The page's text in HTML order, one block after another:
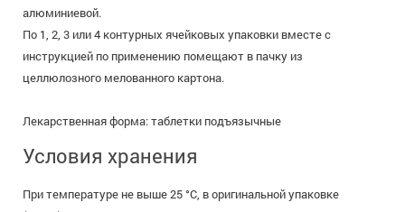
алюминиевой.
По 1, 2, 3 или 4 контурных ячейковых упаковки вместе с
инструкцией по применению помещают в пачку из
целлюлозного мелованного картона.
Лекарственная форма: таблетки подъязычные
Условия хранения
При температуре не выше 25 °C, в оригинальной упаковке